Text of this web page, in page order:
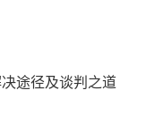
途径及谈判之道